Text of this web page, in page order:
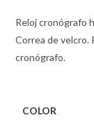
Reloj cronógrafo
Correa de velcro.
cronógrafo.
COLOR